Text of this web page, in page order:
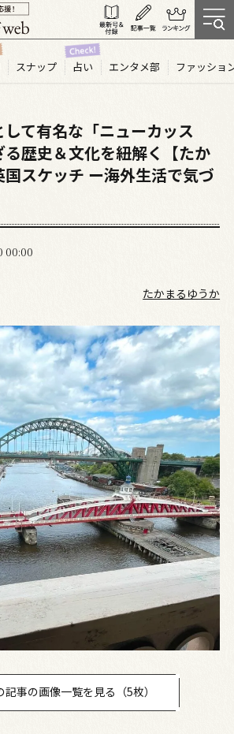
スナップ 占い エンタメ部 ファッショ
て有名な「ニューカッス
歴史＆文化を紐解く【たか
国スケッチ ー海外生活で気づ
00:00
たかまるゆうか
記事の画像一覧を見る（5枚）